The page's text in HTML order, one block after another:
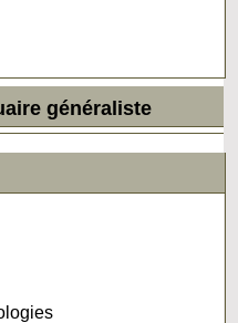
généraliste